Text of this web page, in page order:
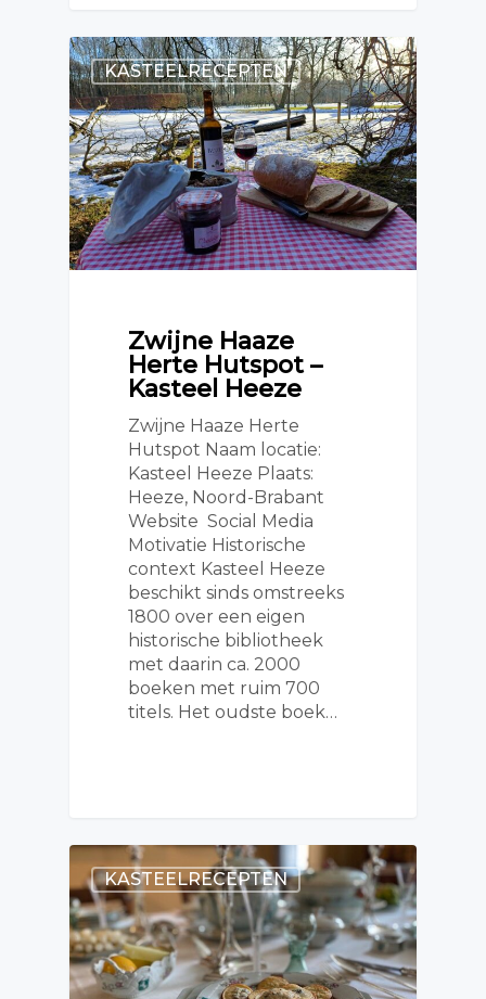
KASTEELRECEPTEN
Zwijne Haaze
Herte Hutspot –
Kasteel Heeze
Zwijne Haaze Herte
Hutspot Naam locatie:
Kasteel Heeze Plaats:
Heeze, Noord-Brabant
Website Social Media
Motivatie Historische
context Kasteel Heeze
beschikt sinds omstreeks
1800 over een eigen
historische bibliotheek
met daarin ca. 2000
boeken met ruim 700
titels. Het oudste boek…
KASTEELRECEPTEN